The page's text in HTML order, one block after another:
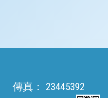
傳真： 23445392